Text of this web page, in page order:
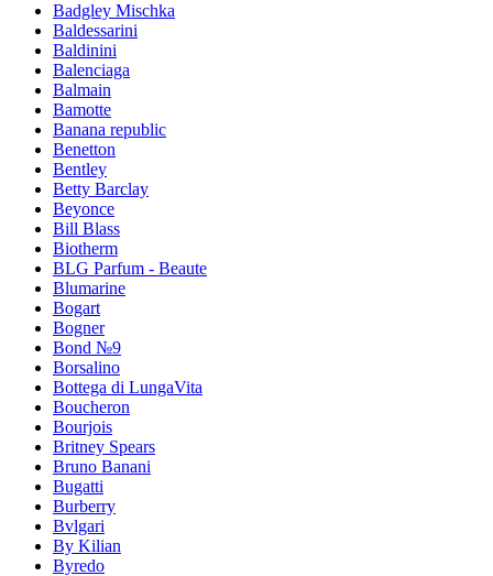
Badgley Mischka
Baldessarini
Baldinini
Balenciaga
Balmain
Bamotte
Banana republic
Benetton
Bentley
Betty Barclay
Beyonce
Bill Blass
Biotherm
BLG Parfum - Beaute
Blumarine
Bogart
Bogner
Bond №9
Borsalino
Bottega di LungaVita
Boucheron
Bourjois
Britney Spears
Bruno Banani
Bugatti
Burberry
Bvlgari
By Kilian
Byredo